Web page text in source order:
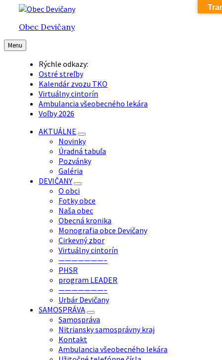
Preskočiť
obsah
Preskočiť
hlavnú
navigáciu
Preskočiť
pätičkuObec Devičany
Menu
Rýchle odkazy:
Ostré streľby
Kalendár zvozu TKO
Virtuálny cintorín
Ambulancia všeobecného lekára
Voľby 2026
AKTUÁLNE
Novinky
Úradná tabuľa
Pozvánky
Galéria
DEVIČANY
O obci
Fotky obce
Naša obec
Obecná kronika
Monografia obce Devičany
Cirkevný zbor
Virtuálny cintorín
———————–
PHSR
program LEADER
———————–
Urbár Devičany
SAMOSPRÁVA
Samospráva
Nitriansky samosprávny kraj
Kontakt
Ambulancia všeobecného lekára